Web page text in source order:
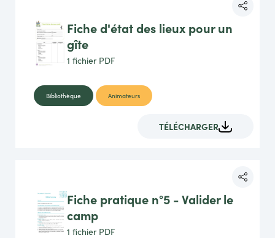
Fiche d'état des lieux pour un
gîte
1 fichier PDF
Bibliothèque Animateurs
TÉLÉCHARGER
Fiche pratique n°5 - Valider le
camp
1 fichier PDF